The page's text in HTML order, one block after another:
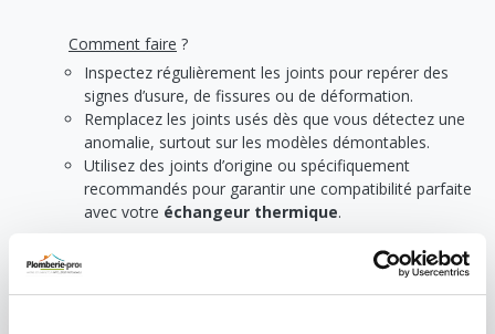
Comment faire ?
Inspectez régulièrement les joints pour repérer des
signes d’usure, de fissures ou de déformation.
Remplacez les joints usés dès que vous détectez une
anomalie, surtout sur les modèles démontables.
Utilisez des joints d’origine ou spécifiquement
recommandés pour garantir une compatibilité parfaite
avec votre échangeur thermique.
Un entretien régulier des joints prévient les fuites et
maintient les performances optimales de votre système.